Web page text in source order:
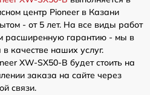
центр Pioneer в Казани
- от 5 лет. На все виды работ
расширенную гарантию - мы в
качестве наших услуг.
XW-SX50-B будет стоить на
заказа на сайте через
связи.